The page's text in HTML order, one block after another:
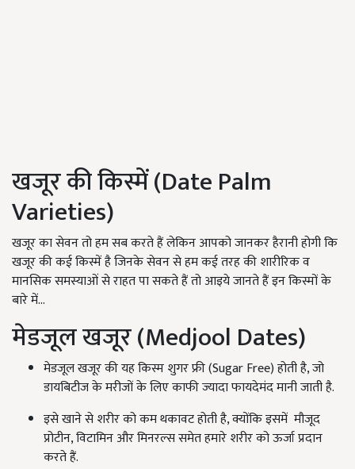
खजूर की किस्में (Date Palm
Varieties)
खजूर का सेवन तो हम सब करते हैं लेकिन आपको जानकर हैरानी होगी कि
खजूर की कई किस्में है जिनके सेवन से हम कई तरह की शारीरिक व
मानसिक समस्याओं से राहत पा सकते हैं तो आइये जानते हैं इन किस्मों के
बारे में...
मेडजूल खजूर (Medjool Dates)
मेडजूल खजूर की यह किस्म शुगर फ्री (Sugar Free) होती है, जो
डायबिटीज के मरीजों के लिए काफी ज्यादा फायदेमंद मानी जाती है.
इसे खाने से शरीर को कम थकावट होती है, क्योंकि इसमें मौजूद
प्रोटीन, विटामिन और मिनरल्स समेत हमारे शरीर को ऊर्जा प्रदान
करते हैं.